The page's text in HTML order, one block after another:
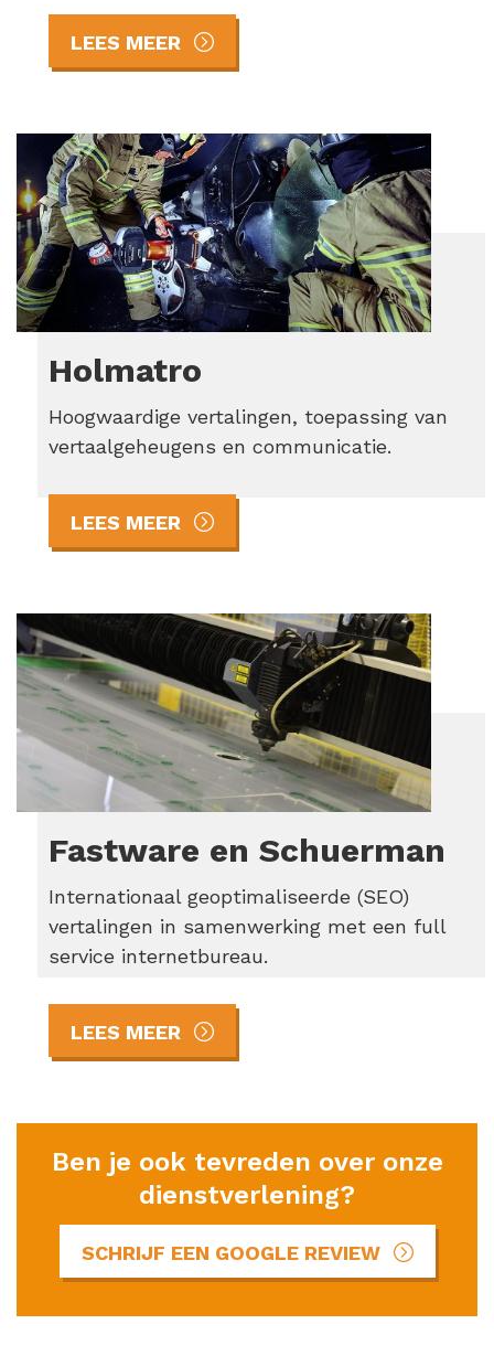
LEES MEER
Holmatro
Hoogwaardige vertalingen, toepassing van
vertaalgeheugens en communicatie.
LEES MEER
Fastware en Schuerman
Internationaal geoptimaliseerde (SEO)
vertalingen in samenwerking met een full
service internetbureau.
LEES MEER
Ben je ook tevreden over onze
dienstverlening?
SCHRIJF EEN GOOGLE REVIEW